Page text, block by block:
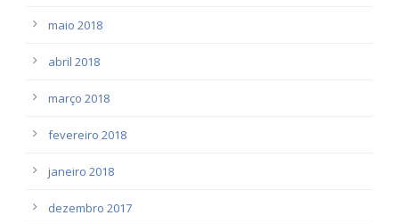
maio 2018
abril 2018
março 2018
fevereiro 2018
janeiro 2018
dezembro 2017